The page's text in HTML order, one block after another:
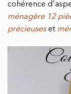
cohérence
ménagère 12
précieuseset